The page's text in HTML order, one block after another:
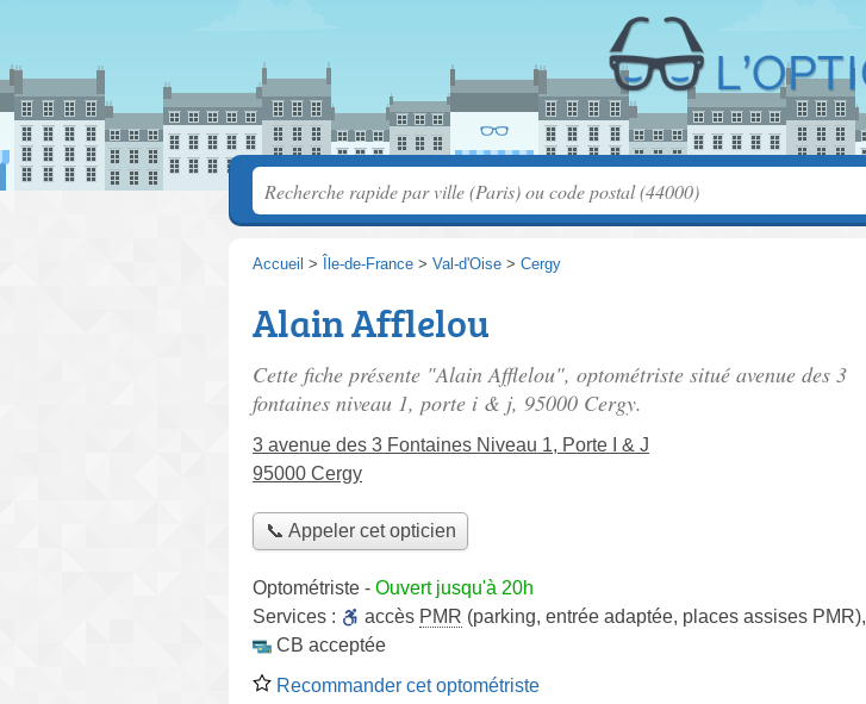
Accueil > Île-de-France > Val-d'Oise > Cergy
Alain Afflelou
Cette fiche présente "Alain Afflelou", optométriste situé avenue des 3
fontaines niveau 1, porte i & j, 95000 Cergy.
3 avenue des 3 Fontaines Niveau 1, Porte I & J
95000 Cergy
📞 Appeler cet opticien
Optométriste - Ouvert jusqu'à 20h
Services :
accès PMR (parking, entrée adaptée, places assises PMR),
CB acceptée
Recommander cet optométriste